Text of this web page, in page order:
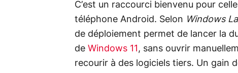
C’est un raccourci bienvenu pour
téléphone Android. Selon Windows
de déploiement permet de lancer la
de Windows 11 , sans ouvrir
recourir à des logiciels tiers. Un gain